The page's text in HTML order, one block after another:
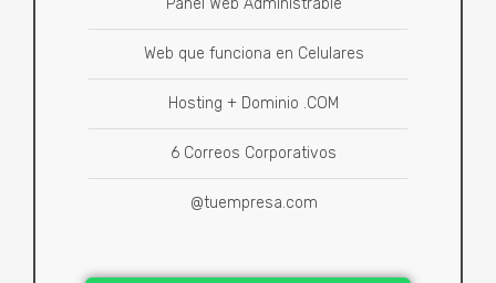
Web que funciona en Celulares
Hosting + Dominio .COM
6 Correos Corporativos
@tuempresa.com